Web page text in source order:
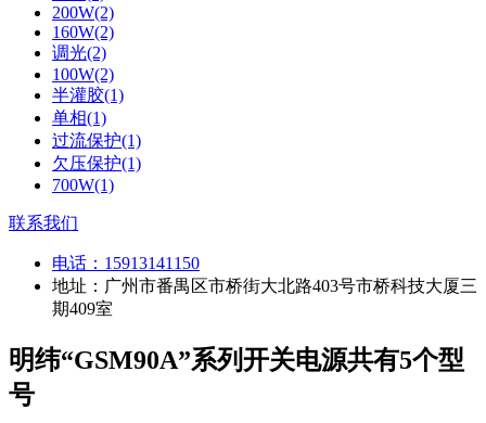
200W(2)
160W(2)
调光(2)
100W(2)
半灌胶(1)
单相(1)
过流保护(1)
欠压保护(1)
700W(1)
联系我们
电话： 15913141150
地址：广州市番禺区市桥街大北路403号市桥科技大厦三
期409室
明纬“GSM90A”系列开关电源共有5个型
号